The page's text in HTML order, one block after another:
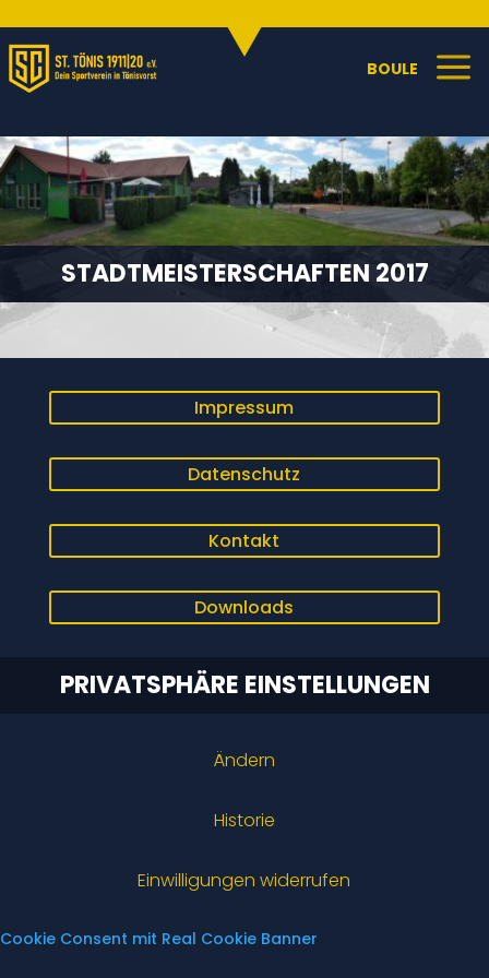
C
BOULE a
STADTMEISTERSCHAFTEN 2017
Impressum
Datenschutz
Kontakt
Downloads
PRIVATSPHÄRE EINSTELLUNGEN
Ändern
Historie
Einwilligungen widerrufen
Cookie Consent mit Real Cookie Banner